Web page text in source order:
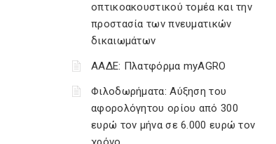
οπτικοακουστικού τομέα και την
προστασία των πνευματικών
δικαιωμάτων
ΑΑΔΕ: Πλατφόρμα myAGRO
Φιλοδωρήματα: Αύξηση του
αφορολόγητου ορίου από 300
ευρώ τον μήνα σε 6.000 ευρώ τον